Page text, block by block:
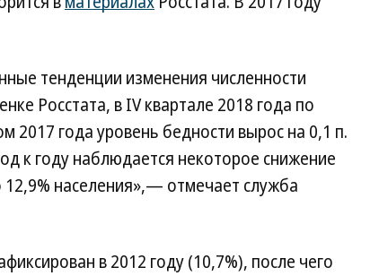
тенденции изменения численности
Росстата, в IV квартале 2018 года по
2017 года уровень бедности вырос на 0,1 п.
к году наблюдается некоторое снижение
населения»,— отмечает служба
в 2012 году (10,7%), после чего